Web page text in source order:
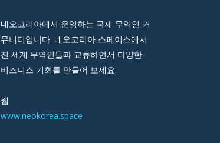
네오코리아에서 운영하는 국제 무역인 커
뮤니티입니다. 네오코리아 스페이스에서
전 세계 무역인들과 교류하면서 다양한
비즈니스 기회를 만들어 보세요.
웹
www.neokorea.space